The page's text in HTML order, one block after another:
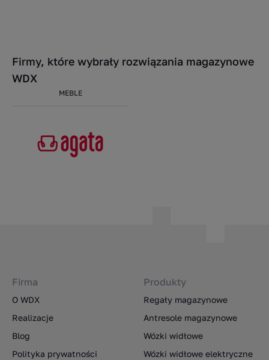
Firmy, które wybrały rozwiązania magazynowe
WDX
MEBLE
Firma
O WDX
Realizacje
Blog
Polityka prywatności
Produkty
Regały magazynowe
Antresole magazynowe
Wózki widłowe
Wózki widłowe elektryczne